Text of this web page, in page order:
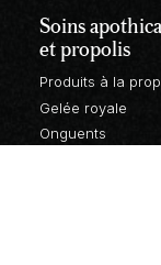
Soins
et propolis
Produits à la
Gelée royale
Onguents